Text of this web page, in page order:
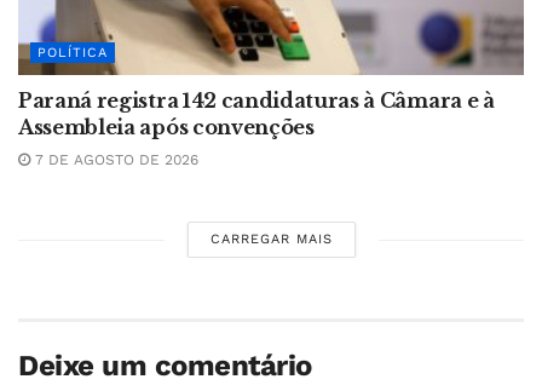
POLÍTICA
Paraná registra 142 candidaturas à Câmara e à
Assembleia após convenções
7 DE AGOSTO DE 2026
CARREGAR MAIS
Deixe um comentário